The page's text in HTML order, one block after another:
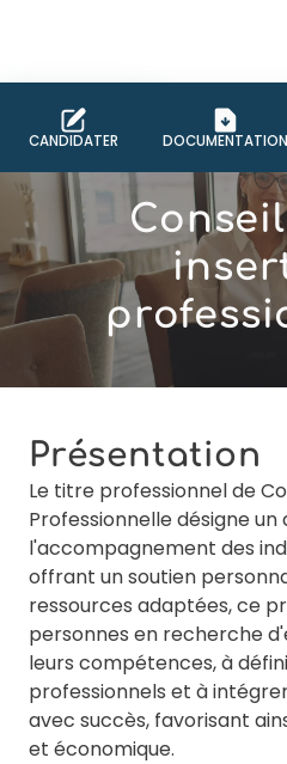
CANDIDATER DOCUMENTATION
Présentation
Le titre professionnel de
Professionnelle désigne
l'accompagnement des
offrant un soutien
ressources adaptées, ce
personnes en recherche
leurs compétences, à
professionnels et à
avec succès, favorisant
et économique.